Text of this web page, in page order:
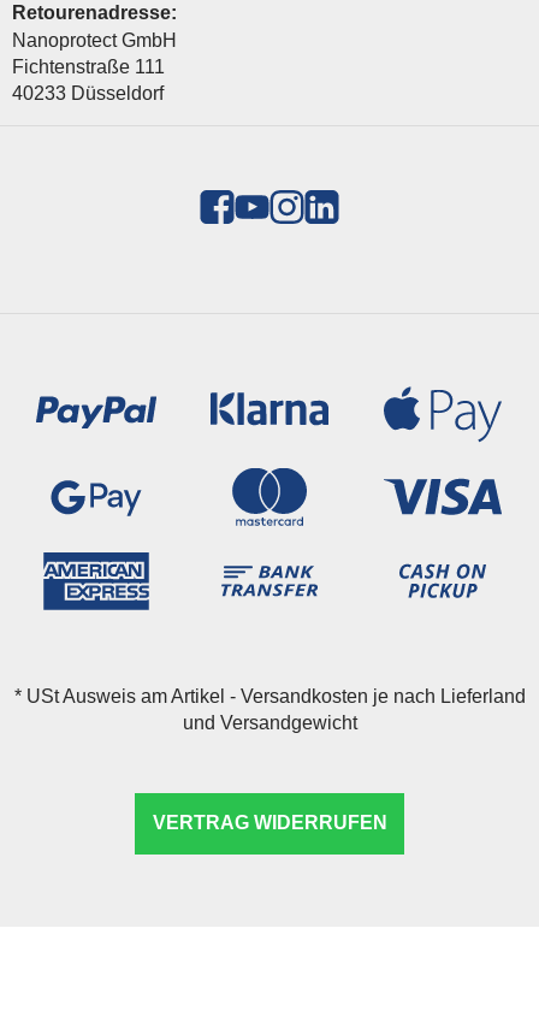
Retourenadresse:
Nanoprotect GmbH
Fichtenstraße 111
40233 Düsseldorf
*USt Ausweis am Artikel - Versandkosten je nach Lieferland
und Versandgewicht
VERTRAG WIDERRUFEN